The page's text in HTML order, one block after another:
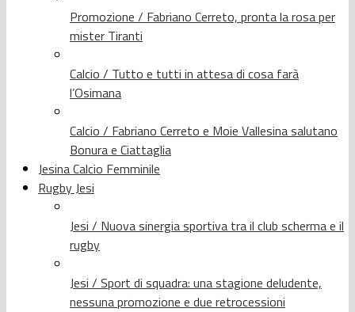
Promozione / Fabriano Cerreto, pronta la rosa per
mister Tiranti
Calcio / Tutto e tutti in attesa di cosa farà
l’Osimana
Calcio / Fabriano Cerreto e Moie Vallesina salutano
Bonura e Ciattaglia
Jesina Calcio Femminile
Rugby Jesi
Jesi / Nuova sinergia sportiva tra il club scherma e il
rugby
Jesi / Sport di squadra: una stagione deludente,
nessuna promozione e due retrocessioni